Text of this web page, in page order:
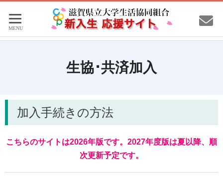
生協･共済加入
加入手続きの方法
こちらのサイトは2026年版です。2027年度版は夏以降、順
次更新予定です。